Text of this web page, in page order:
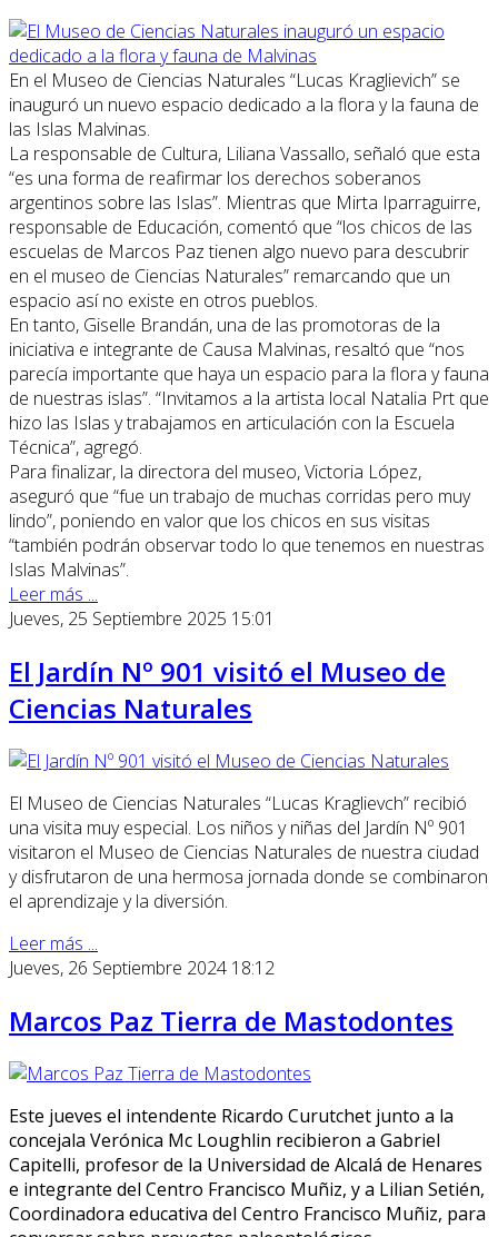
En el Museo de Ciencias Naturales “Lucas Kraglievich” se
inauguró un nuevo espacio dedicado a la flora y la fauna de
las Islas Malvinas.
La responsable de Cultura, Liliana Vassallo, señaló que esta
“es una forma de reafirmar los derechos soberanos
argentinos sobre las Islas”. Mientras que Mirta Iparraguirre,
responsable de Educación, comentó que “los chicos de las
escuelas de Marcos Paz tienen algo nuevo para descubrir
en el museo de Ciencias Naturales” remarcando que un
espacio así no existe en otros pueblos.
En tanto, Giselle Brandán, una de las promotoras de la
iniciativa e integrante de Causa Malvinas, resaltó que “nos
parecía importante que haya un espacio para la flora y fauna
de nuestras islas”. “Invitamos a la artista local Natalia Prt que
hizo las Islas y trabajamos en articulación con la Escuela
Técnica”, agregó.
Para finalizar, la directora del museo, Victoria López,
aseguró que “fue un trabajo de muchas corridas pero muy
lindo”, poniendo en valor que los chicos en sus visitas
“también podrán observar todo lo que tenemos en nuestras
Islas Malvinas”.
Leer más ...
Jueves, 25 Septiembre 2025 15:01
El Jardín Nº 901 visitó el Museo de
Ciencias Naturales
El Museo de Ciencias Naturales “Lucas Kraglievch” recibió
una visita muy especial. Los niños y niñas del Jardín Nº 901
visitaron el Museo de Ciencias Naturales de nuestra ciudad
y disfrutaron de una hermosa jornada donde se combinaron
el aprendizaje y la diversión.
Leer más ...
Jueves, 26 Septiembre 2024 18:12
Marcos Paz Tierra de Mastodontes
Este jueves el intendente Ricardo Curutchet junto a la
concejala Verónica Mc Loughlin recibieron a Gabriel
Capitelli, profesor de la Universidad de Alcalá de Henares
e integrante del Centro Francisco Muñiz, y a Lilian Setién,
Coordinadora educativa del Centro Francisco Muñiz, para